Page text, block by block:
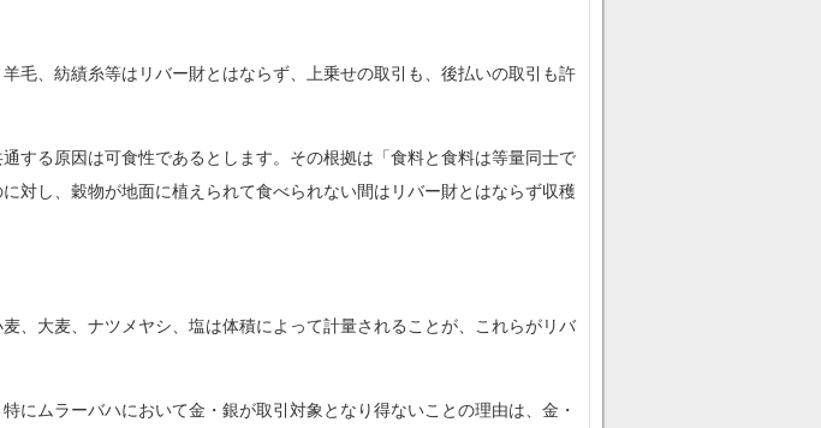
毛、紡績糸等はリバー財とはならず、上乗せの取引も、後払いの取引も許
する原因は可食性であるとします。その根拠は「食料と食料は等量同士で
対し、穀物が地面に植えられて食べられない間はリバー財とはならず収穫
、大麦、ナツメヤシ、塩は体積によって計量されることが、これらがリバ
ムラーバハにおいて金・銀が取引対象となり得ないことの理由は、金・